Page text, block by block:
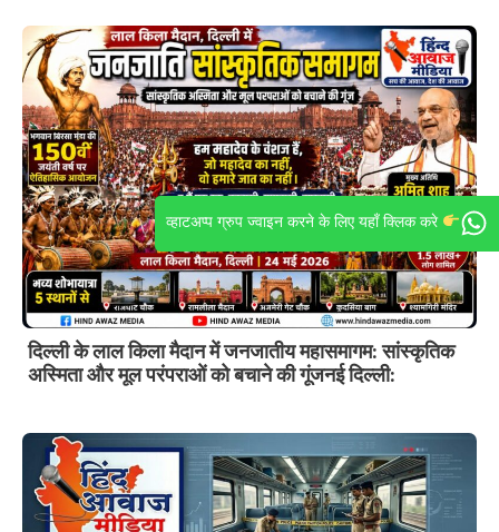
व्हाटअप्प ग्रुप ज्वाइन करने के लिए यहाँ क्लिक करे
दिल्ली के लाल किला मैदान में जनजातीय महासमागम: सांस्कृतिक
अस्मिता और मूल परंपराओं को बचाने की गूंजनई दिल्ली: